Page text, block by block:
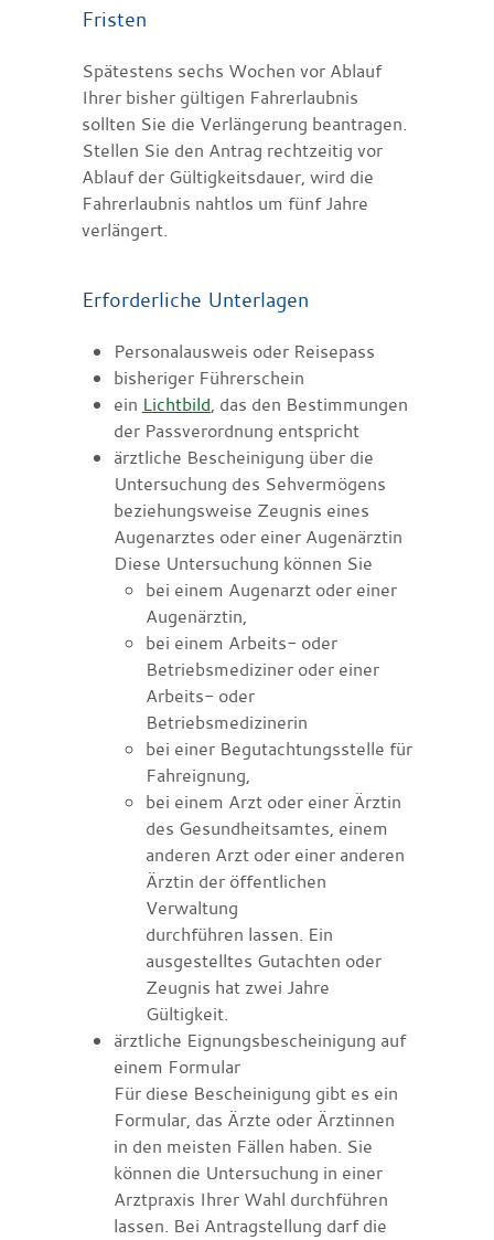
Fristen
Spätestens sechs Wochen vor Ablauf
Ihrer bisher gültigen Fahrerlaubnis
sollten Sie die Verlängerung beantragen.
Stellen Sie den Antrag rechtzeitig vor
Ablauf der Gültigkeitsdauer, wird die
Fahrerlaubnis nahtlos um fünf Jahre
verlängert.
Erforderliche Unterlagen
Personalausweis oder Reisepass
bisheriger Führerschein
ein Lichtbild, das den Bestimmungen
der Passverordnung entspricht
ärztliche Bescheinigung über die
Untersuchung des Sehvermögens
beziehungsweise Zeugnis eines
Augenarztes oder einer Augenärztin
Diese Untersuchung können Sie
bei einem Augenarzt oder einer
Augenärztin,
bei einem Arbeits- oder
Betriebsmediziner oder einer
Arbeits- oder
Betriebsmedizinerin
bei einer Begutachtungsstelle für
Fahreignung,
bei einem Arzt oder einer Ärztin
des Gesundheitsamtes, einem
anderen Arzt oder einer anderen
Ärztin der öffentlichen
Verwaltung
durchführen lassen. Ein
ausgestelltes Gutachten oder
Zeugnis hat zwei Jahre
Gültigkeit.
ärztliche Eignungsbescheinigung auf
einem Formular
Für diese Bescheinigung gibt es ein
Formular, das Ärzte oder Ärztinnen
in den meisten Fällen haben. Sie
können die Untersuchung in einer
Arztpraxis Ihrer Wahl durchführen
lassen. Bei Antragstellung darf die